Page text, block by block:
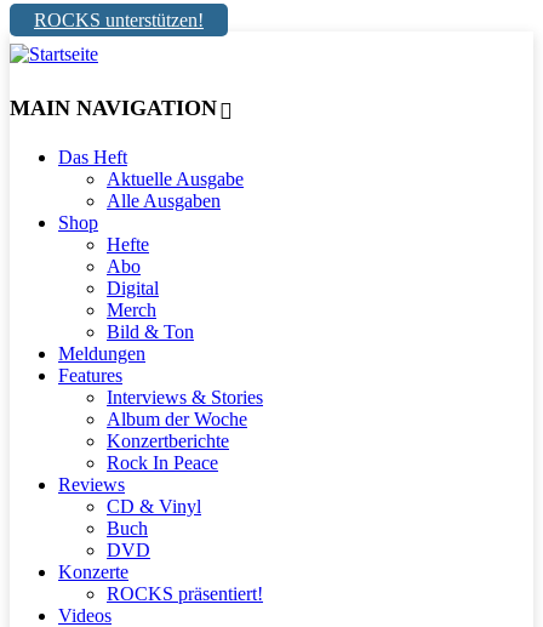
ROCKS unterstützen!
MAIN NAVIGATION
Das Heft
Aktuelle Ausgabe
Alle Ausgaben
Shop
Hefte
Abo
Digital
Merch
Bild & Ton
Meldungen
Features
Interviews & Stories
Album der Woche
Konzertberichte
Rock In Peace
Reviews
CD & Vinyl
Buch
DVD
Konzerte
ROCKS präsentiert!
Videos